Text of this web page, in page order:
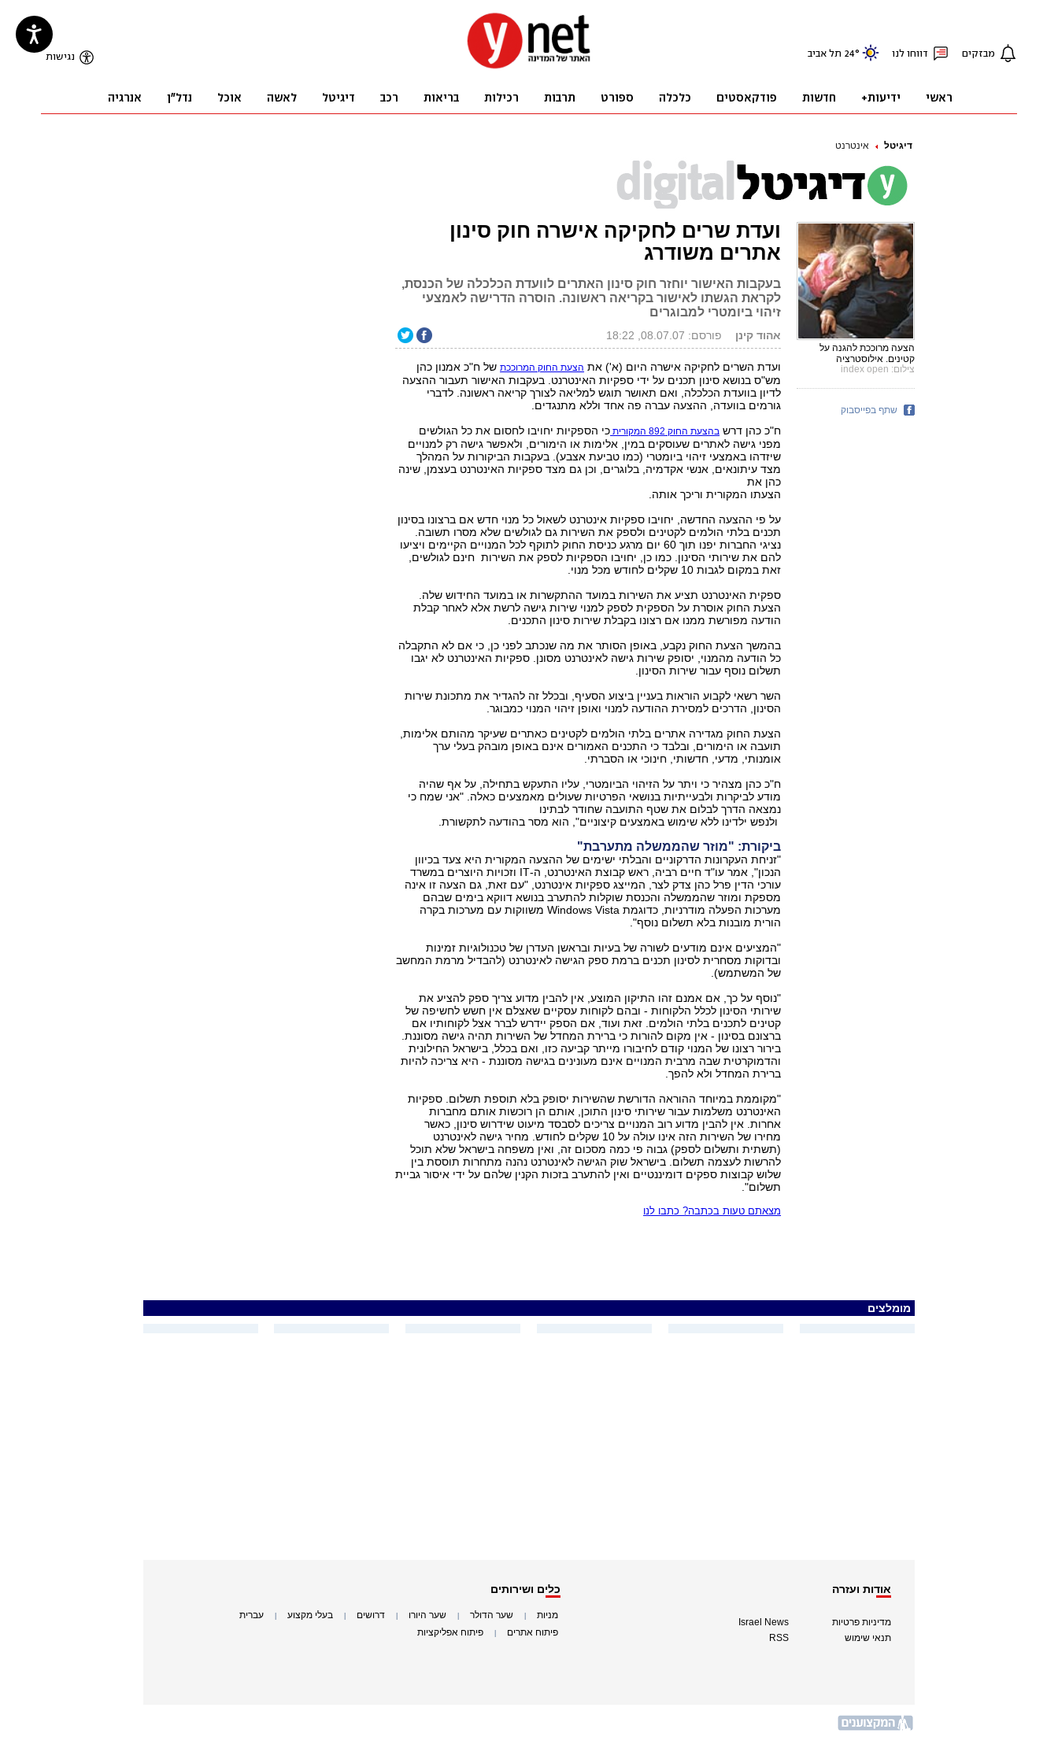
דיגיטל אינטרנט
ועדת שרים לחקיקה אישרה חוק סינון
אתרים משודרג
בעקבות האישור יוחזר חוק סינון האתרים לוועדת הכלכלה של הכנסת,
לקראת הגשתו לאישור בקריאה ראשונה. הוסרה הדרישה לאמצעי
זיהוי ביומטרי למבוגרים
אהוד קינן פורסם: 08.07.07, 18:22
ועדת השרים לחקיקה אישרה היום (א') את הצעת החוק המרוככתשל ח"כ אמנון כהן
מש"ס בנושא סינון תכנים על ידי ספקיות האינטרנט. בעקבות האישור תעבור ההצעה
לדיון בוועדת הכלכלה, ואם תאושר תוגש למליאה לצורך קריאה ראשונה. לדברי
גורמים בוועדה, ההצעה עברה פה אחד וללא מתנגדים.
ח"כ כהן דרש בהצעת החוק 892 המקורית
כי הספקיות יחויבו לחסום את כל הגולשים
מפני גישה לאתרים שעוסקים במין, אלימות או הימורים, ולאפשר גישה רק למנויים
שיזדהו באמצעי זיהוי ביומטרי (כמו טביעת אצבע). בעקבות הביקורות על המהלך
מצד עיתונאים, אנשי אקדמיה, בלוגרים, וכן גם מצד ספקיות האינטרנט בעצמן, שינה
כהן את
הצעתו המקורית וריכך אותה.
על פי ההצעה החדשה, יחויבו ספקיות אינטרנט לשאול כל מנוי חדש אם ברצונו בסינון
תכנים בלתי הולמים לקטינים ולספק את השירות גם לגולשים שלא מסרו תשובה.
נציגי החברות יפנו תוך 60 יום מרגע כניסת החוק לתוקף לכל המנויים הקיימים ויציעו
להם את שירותי הסינון. כמו כן, יחויבו הספקיות לספק את השירות חינם לגולשים,
זאת במקום לגבות 10 שקלים לחודש מכל מנוי.
ספקית האינטרנט תציע את השירות במועד ההתקשרות או במועד החידוש שלה.
הצעת החוק אוסרת על הספקית לספק למנוי שירות גישה לרשת אלא לאחר קבלת
הודעה מפורשת ממנו אם רצונו בקבלת שירות סינון התכנים.
בהמשך הצעת החוק נקבע, באופן הסותר את מה שנכתב לפני כן, כי אם לא התקבלה
כל הודעה מהמנוי, יסופק שירות גישה לאינטרנט מסונן. ספקיות האינטרנט לא יגבו
תשלום נוסף עבור שירות הסינון.
השר רשאי לקבוע הוראות בעניין ביצוע הסעיף, ובכלל זה להגדיר את מתכונת שירות
הסינון, הדרכים למסירת ההודעה למנוי ואופן זיהוי המנוי כמבוגר.
הצעת החוק מגדירה אתרים בלתי הולמים לקטינים כאתרים שעיקר מהותם אלימות,
תועבה או הימורים, ובלבד כי התכנים האמורים אינם באופן מובהק בעלי ערך
אומנותי, מדעי, חדשותי, חינוכי או הסברתי.
ח"כ כהן מצהיר כי ויתר על הזיהוי הביומטרי, עליו התעקש בתחילה, על אף שהיה
מודע לביקרות ולבעייתיות בנושאי הפרטיות שעולים מאמצעים כאלה. "אני שמח כי
נמצאה הדרך לבלום את שטף התועבה שחודר לבתינו
ולנפש ילדינו ללא שימוש באמצעים קיצוניים", הוא מסר בהודעה לתקשורת.
ביקורת: "מוזר שהממשלה מתערבת"
"זניחת העקרונות הדרקוניים והבלתי ישימים של ההצעה המקורית היא צעד בכיוון
הנכון", אמר עו"ד חיים רביה, ראש קבוצת האינטרנט, ה-IT וזכויות היוצרים במשרד
עורכי הדין פרל כהן צדק לצר, המייצג ספקיות אינטרנט, "עם זאת, גם הצעה זו אינה
מספקת ומוזר שהממשלה והכנסת שוקלות להתערב בנושא דווקא בימים שבהם
מערכות הפעלה מודרניות, כדוגמת Windows Vista משווקות עם מערכות בקרה
הורית מובנות בלא תשלום נוסף".
"המציעים אינם מודעים לשורה של בעיות ובראשן העדרן של טכנולוגיות זמינות
ובדוקות מסחרית לסינון תכנים ברמת ספק הגישה לאינטרנט (להבדיל מרמת המחשב
של המשתמש).
"נוסף על כך, אם אמנם זהו התיקון המוצע, אין להבין מדוע צריך ספק להציע את
שירותי הסינון לכלל הלקוחות - ובהם לקוחות עסקיים שאצלם אין חשש לחשיפה של
קטינים לתכנים בלתי הולמים. זאת ועוד, אם הספק יידרש לברר אצל לקוחותיו אם
ברצונם בסינון - אין מקום להורות כי ברירת המחדל של השירות תהיה גישה מסוננת.
בירור רצונו של המנוי קודם לחיבורו מייתר קביעה כזו, ואם בכלל, בישראל החילונית
והדמוקרטית שבה מרבית המנויים אינם מעונינים בגישה מסוננת - היא צריכה להיות
ברירת המחדל ולא להפך.
"מקוממת במיוחד ההוראה הדורשת שהשירות יסופק בלא תוספת תשלום. ספקיות
האינטרנט משלמות עבור שירותי סינון התוכן, אותם הן רוכשות אותם מחברות
אחרות. אין להבין מדוע רוב המנויים צריכים לסבסד מיעוט שידרוש סינון, כאשר
מחירו של השירות הזה אינו עולה על 10 שקלים לחודש. מחיר גישה לאינטרנט
(תשתית ותשלום לספק) גבוה פי כמה מסכום זה, ואין משפחה בישראל שלא תוכל
להרשות לעצמה תשלום. בישראל שוק הגישה לאינטרנט נהנה מתחרות תוססת בין
שלוש קבוצות ספקים דומיננטיים ואין להתערב בזכות הקנין שלהם על ידי איסור גביית
תשלום".
מצאתם טעות בכתבה? כתבו לנו
הצעה מרוככת להגנה על
קטינים. אילוסטרציה
צילום: index open
שתף בפייסבוק
מומלצים
אודות ועזרה
מדיניות פרטיות
תנאי שימוש
Israel News
RSS
כלים ושירותים
מניות שער הדולר שער היורו דרושים בעלי מקצוע עברית
פיתוח אתרים פיתוח אפליקציות